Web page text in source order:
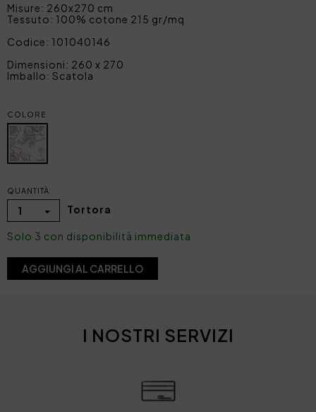
Misure: 260x270 cm
Tessuto: 100% cotone 215 gr/mq
Codice: 101040146
Dimensioni: 260 x 270
Imballo: Scatola
COLORE
QUANTITÀ
1 Tortora
Solo 3 con disponibilità immediata
AGGIUNGI AL CARRELLO
I NOSTRI SERVIZI